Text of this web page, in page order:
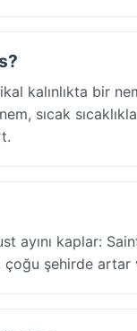
kalınlıkta bir
sıcak
ayını kaplar:
şehirde